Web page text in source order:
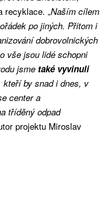
recyklace. „Naším cílem
po jiných. Přitom i
dobrovolnických
vše jsou lidé schopni
jsme také vyvinuli
kteří by snad i dnes, v
center a
tříděný odpad
projektu Miroslav